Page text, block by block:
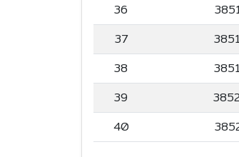
36
37
38
39
40